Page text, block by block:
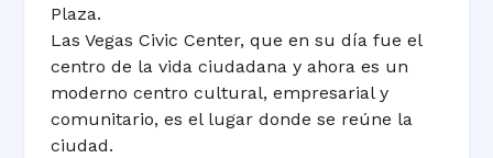
Plaza.
Las Vegas Civic Center, que en su día fue el
centro de la vida ciudadana y ahora es un
moderno centro cultural, empresarial y
comunitario, es el lugar donde se reúne la
ciudad.